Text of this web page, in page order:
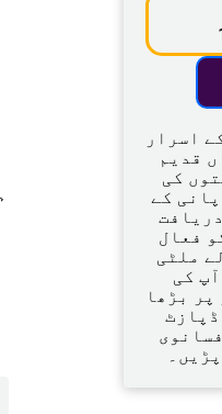
اسرار
قدیم
کی
کے
فعال
ملٹی
کی
بڑھا
اپنا 100% ڈپازٹ